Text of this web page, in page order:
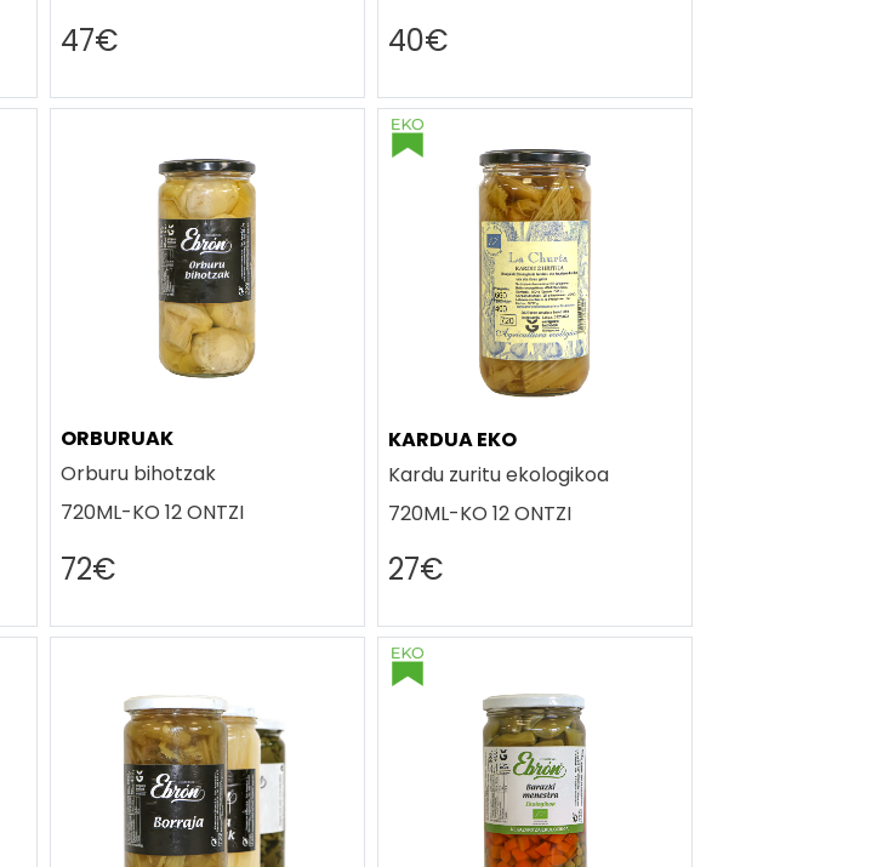
47€ 40€
ORBURUAK
Orburu bihotzak
720ML-KO 12 ONTZI
72€
KARDUA EKO
Kardu zuritu ekologikoa
720ML-KO 12 ONTZI
27€